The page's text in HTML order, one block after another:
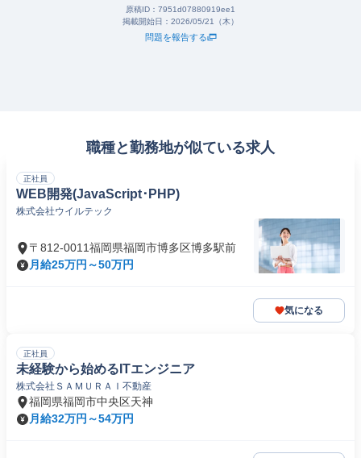
原稿ID： 7951d07880919ee1
掲載開始日： 2026/05/21（木）
問題を報告する
職種と勤務地が似ている求人
正社員
WEB開発(JavaScript･PHP)
株式会社ウイルテック
〒812-0011福岡県福岡市博多区博多駅前
月給25万円～50万円
気になる
正社員
未経験から始めるITエンジニア
株式会社ＳＡＭＵＲＡＩ不動産
福岡県福岡市中央区天神
月給32万円～54万円